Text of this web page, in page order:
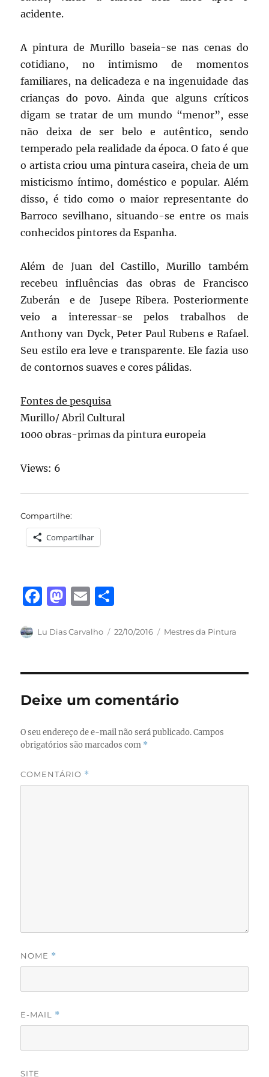
acidente.
A pintura de Murillo baseia-se nas cenas do
cotidiano, no intimismo de momentos
familiares, na delicadeza e na ingenuidade das
crianças do povo. Ainda que alguns críticos
digam se tratar de um mundo “menor”, esse
não deixa de ser belo e autêntico, sendo
temperado pela realidade da época. O fato é que
o artista criou uma pintura caseira, cheia de um
misticismo íntimo, doméstico e popular. Além
disso, é tido como o maior representante do
Barroco sevilhano, situando-se entre os mais
conhecidos pintores da Espanha.
Além de Juan del Castillo, Murillo também
recebeu influências das obras de Francisco
Zuberán e de Jusepe Ribera. Posteriormente
veio a interessar-se pelos trabalhos de
Anthony van Dyck, Peter Paul Rubens e Rafael.
Seu estilo era leve e transparente. Ele fazia uso
de contornos suaves e cores pálidas.
Fontes de pesquisa
Murillo/ Abril Cultural
1000 obras-primas da pintura europeia
Views: 6
Compartilhe:
Compartilhar
F
c
b
o
o
k
M
st
d
o
n
E
ai a
Autor
Lu Dias Carvalho
Publicado
22/10/2016 Categorias
Mestres da Pintura
Deixe um comentário
O seu endereço de e-mail não será publicado. Campos
obrigatórios são marcados com *
COMENTÁRIO *
NOME *
E-MAIL *
SITE